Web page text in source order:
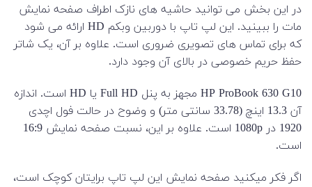
در این بخش می توانید حاشیه های نازک اطراف صفحه نمایش
مات را ببینید. این لپ تاپ با دوربین وبکم HD ارائه می شود
که برای تماس های تصویری ضروری است. علاوه بر آن، یک شاتر
حفظ حریم خصوصی در بالای آن وجود دارد.
HP ProBook 630 G10 مجهز به پنل Full HD یا HD است. اندازه
آن 13.3 اینچ (33.78 سانتی متر) و وضوح در حالت فول اچدی
1920 در 1080p است. علاوه بر این، نسبت صفحه نمایش 16:9
است.
اگر فکر میکنید صفحه نمایش این لپ تاپ برایتان کوچک است،